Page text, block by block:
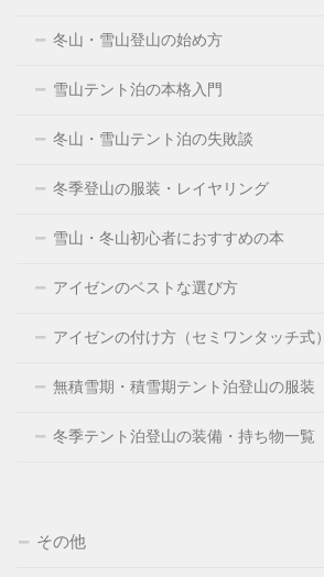
冬山・雪山登山の始め方
雪山テント泊の本格入門
冬山・雪山テント泊の失敗談
冬季登山の服装・レイヤリング
雪山・冬山初心者におすすめの本
アイゼンのベストな選び方
アイゼンの付け方（セミワンタッチ式）
無積雪期・積雪期テント泊登山の服装
冬季テント泊登山の装備・持ち物一覧
その他